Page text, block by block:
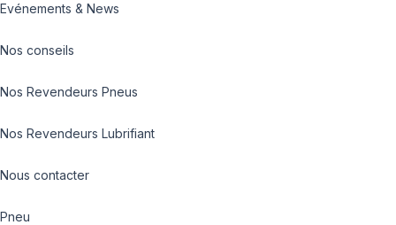
Evénements & News
Nos conseils
Nos Revendeurs Pneus
Nos Revendeurs Lubrifiant
Nous contacter
Pneu